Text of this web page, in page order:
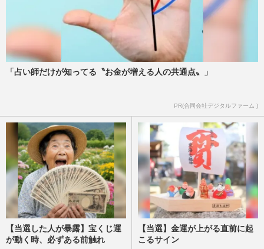
「占い師だけが知ってる〝お金が増える人の共通点〟」
PR(合同会社デジタルファーム )
【当選した人が暴露】宝くじ運
が動く時、必ずある前触れ
【当選】金運が上がる直前に起
こるサイン